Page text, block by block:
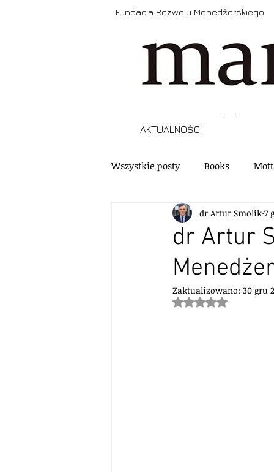
Fundacja Rozwoju Menedżerskiego
AKTUALNOŚCI
Wszystkie posty Books
Narzędzia Refleksja
Szkolenia, programy, certyfikacje
dr Artur
dr Artur Smolik 7
Zaktualizowano: 30 gru
Oceniono na NaN z 5